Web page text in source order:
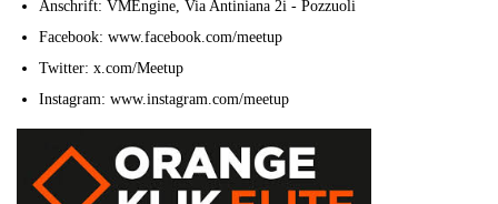
Anschrift: VMEngine, Via Antiniana 2i - Pozzuoli
Facebook: www.facebook.com/meetup
Twitter: x.com/Meetup
Instagram: www.instagram.com/meetup